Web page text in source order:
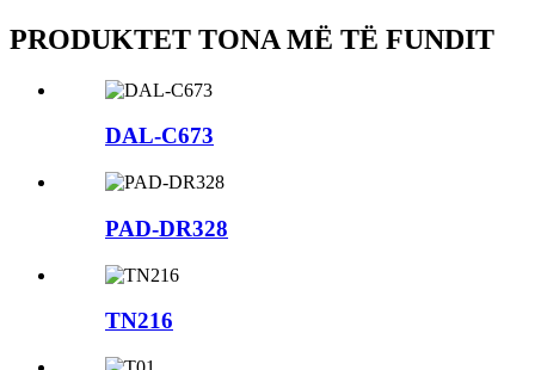
PRODUKTET TONA MË TË FUNDIT
DAL-C673
PAD-DR328
TN216